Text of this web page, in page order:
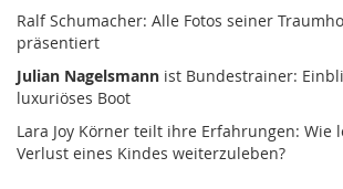
Ralf Schumacher: Alle Fotos seiner
präsentiert
Julian Nagelsmann ist Bundestrainer:
luxuriöses Boot
Lara Joy Körner teilt ihre Erfahrungen: Wie
Verlust eines Kindes weiterzuleben?